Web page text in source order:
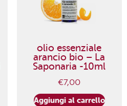
olio essenziale
arancio bio – La
Saponaria -10ml
€7,00
Aggiungi al carrello